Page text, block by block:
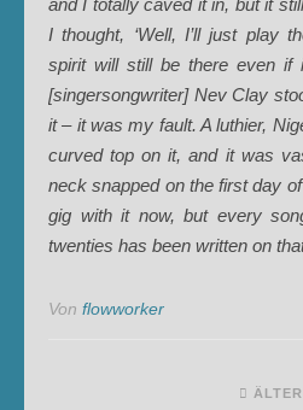
and I totally caved it in, but it
I thought, ‘Well, I’ll just play
spirit will still be there even if
[singersongwriter] Nev Clay
it – it was my fault. A luthier,
curved top on it, and it was
neck snapped on the first day
gig with it now, but every
twenties has been written on
Von flowworker
ÄLTER